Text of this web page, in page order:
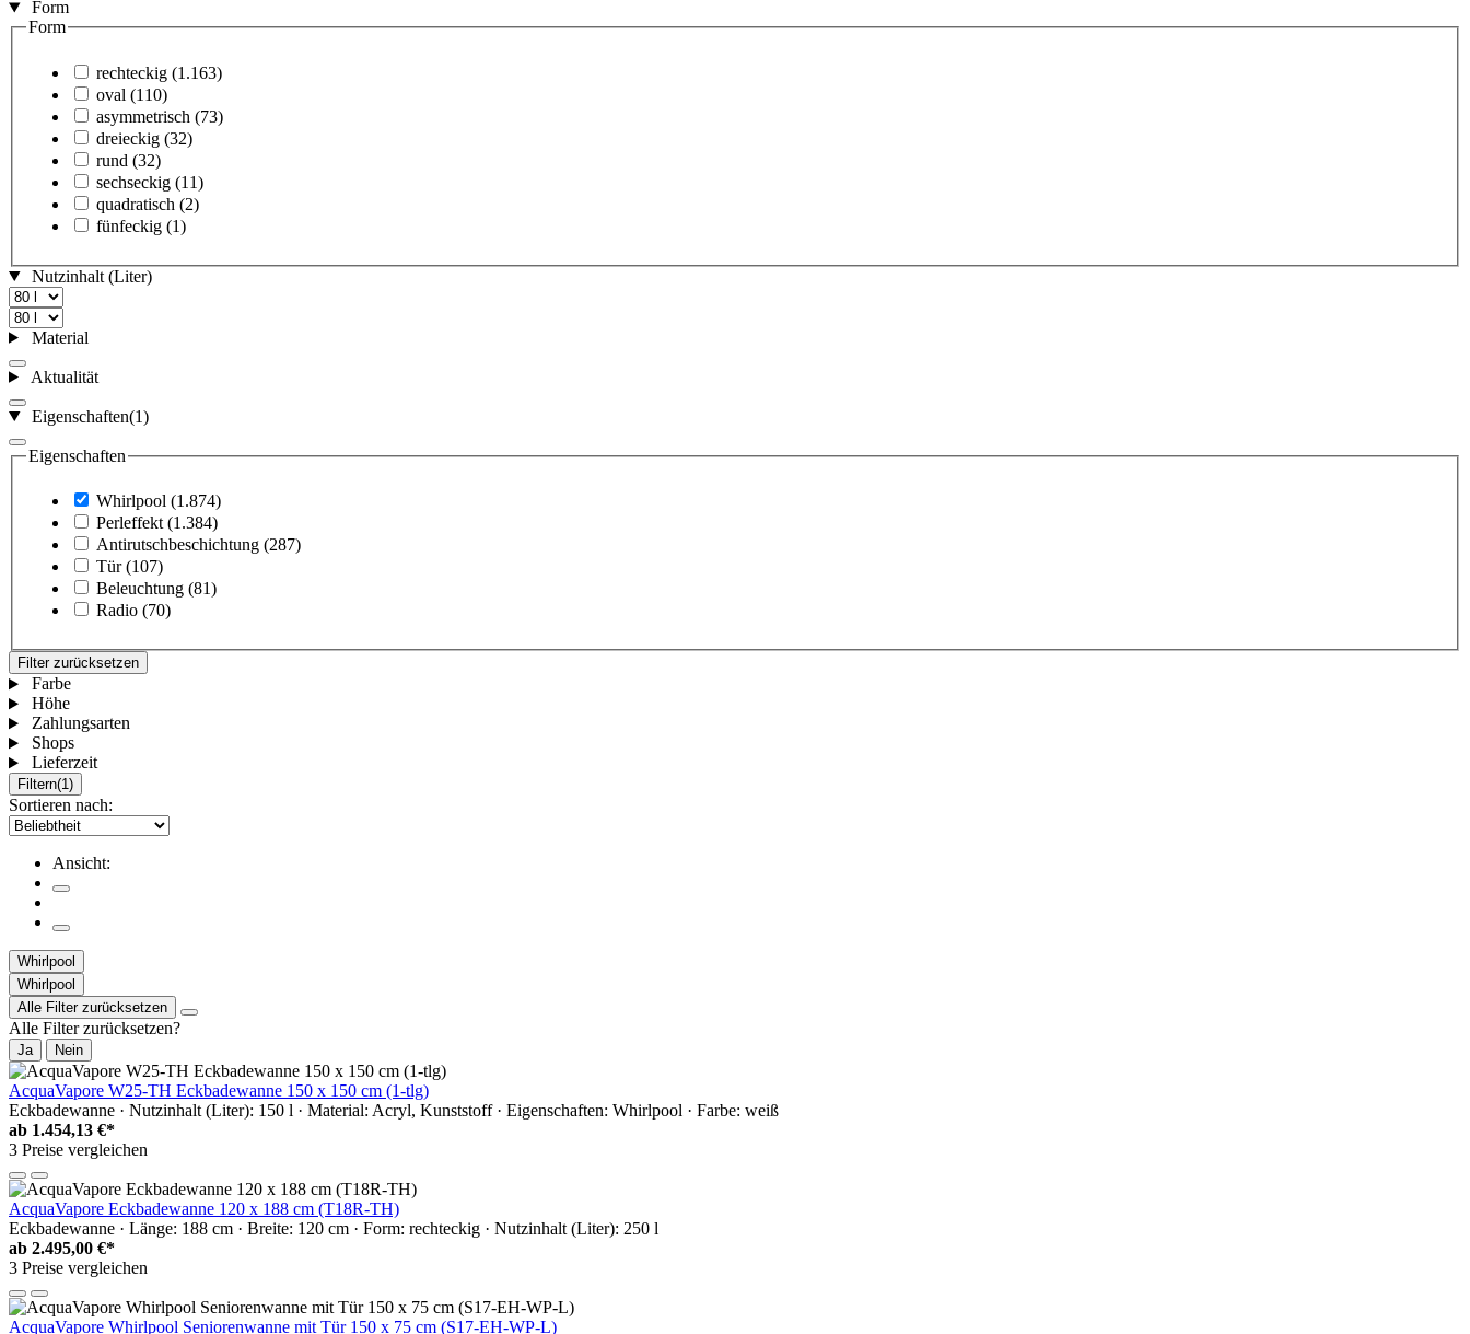
Form
Form
rechteckig (1.163)
oval (110)
asymmetrisch (73)
dreieckig (32)
rund (32)
sechseckig (11)
quadratisch (2)
fünfeckig (1)
Nutzinhalt (Liter)
Material
Aktualität
Eigenschaften(1)
Eigenschaften
Whirlpool (1.874)
Perleffekt (1.384)
Antirutschbeschichtung (287)
Tür (107)
Beleuchtung (81)
Radio (70)
Filter zurücksetzen
Farbe
Höhe
Zahlungsarten
Shops
Lieferzeit
Filtern(1)
Sortieren nach:
Ansicht:
Whirlpool
Whirlpool
Alle Filter zurücksetzen
Alle Filter zurücksetzen?
Ja Nein
AcquaVapore W25-TH Eckbadewanne 150 x 150 cm (1-tlg)
Eckbadewanne · Nutzinhalt (Liter): 150 l · Material: Acryl, Kunststoff · Eigenschaften: Whirlpool · Farbe: weiß
ab 1.454,13 €*
3 Preise vergleichen
AcquaVapore Eckbadewanne 120 x 188 cm (T18R-TH)
Eckbadewanne · Länge: 188 cm · Breite: 120 cm · Form: rechteckig · Nutzinhalt (Liter): 250 l
ab 2.495,00 €*
3 Preise vergleichen
AcquaVapore Whirlpool Seniorenwanne mit Tür 150 x 75 cm (S17-EH-WP-L)